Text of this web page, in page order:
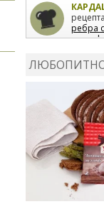
ребра
лимон
Киноа